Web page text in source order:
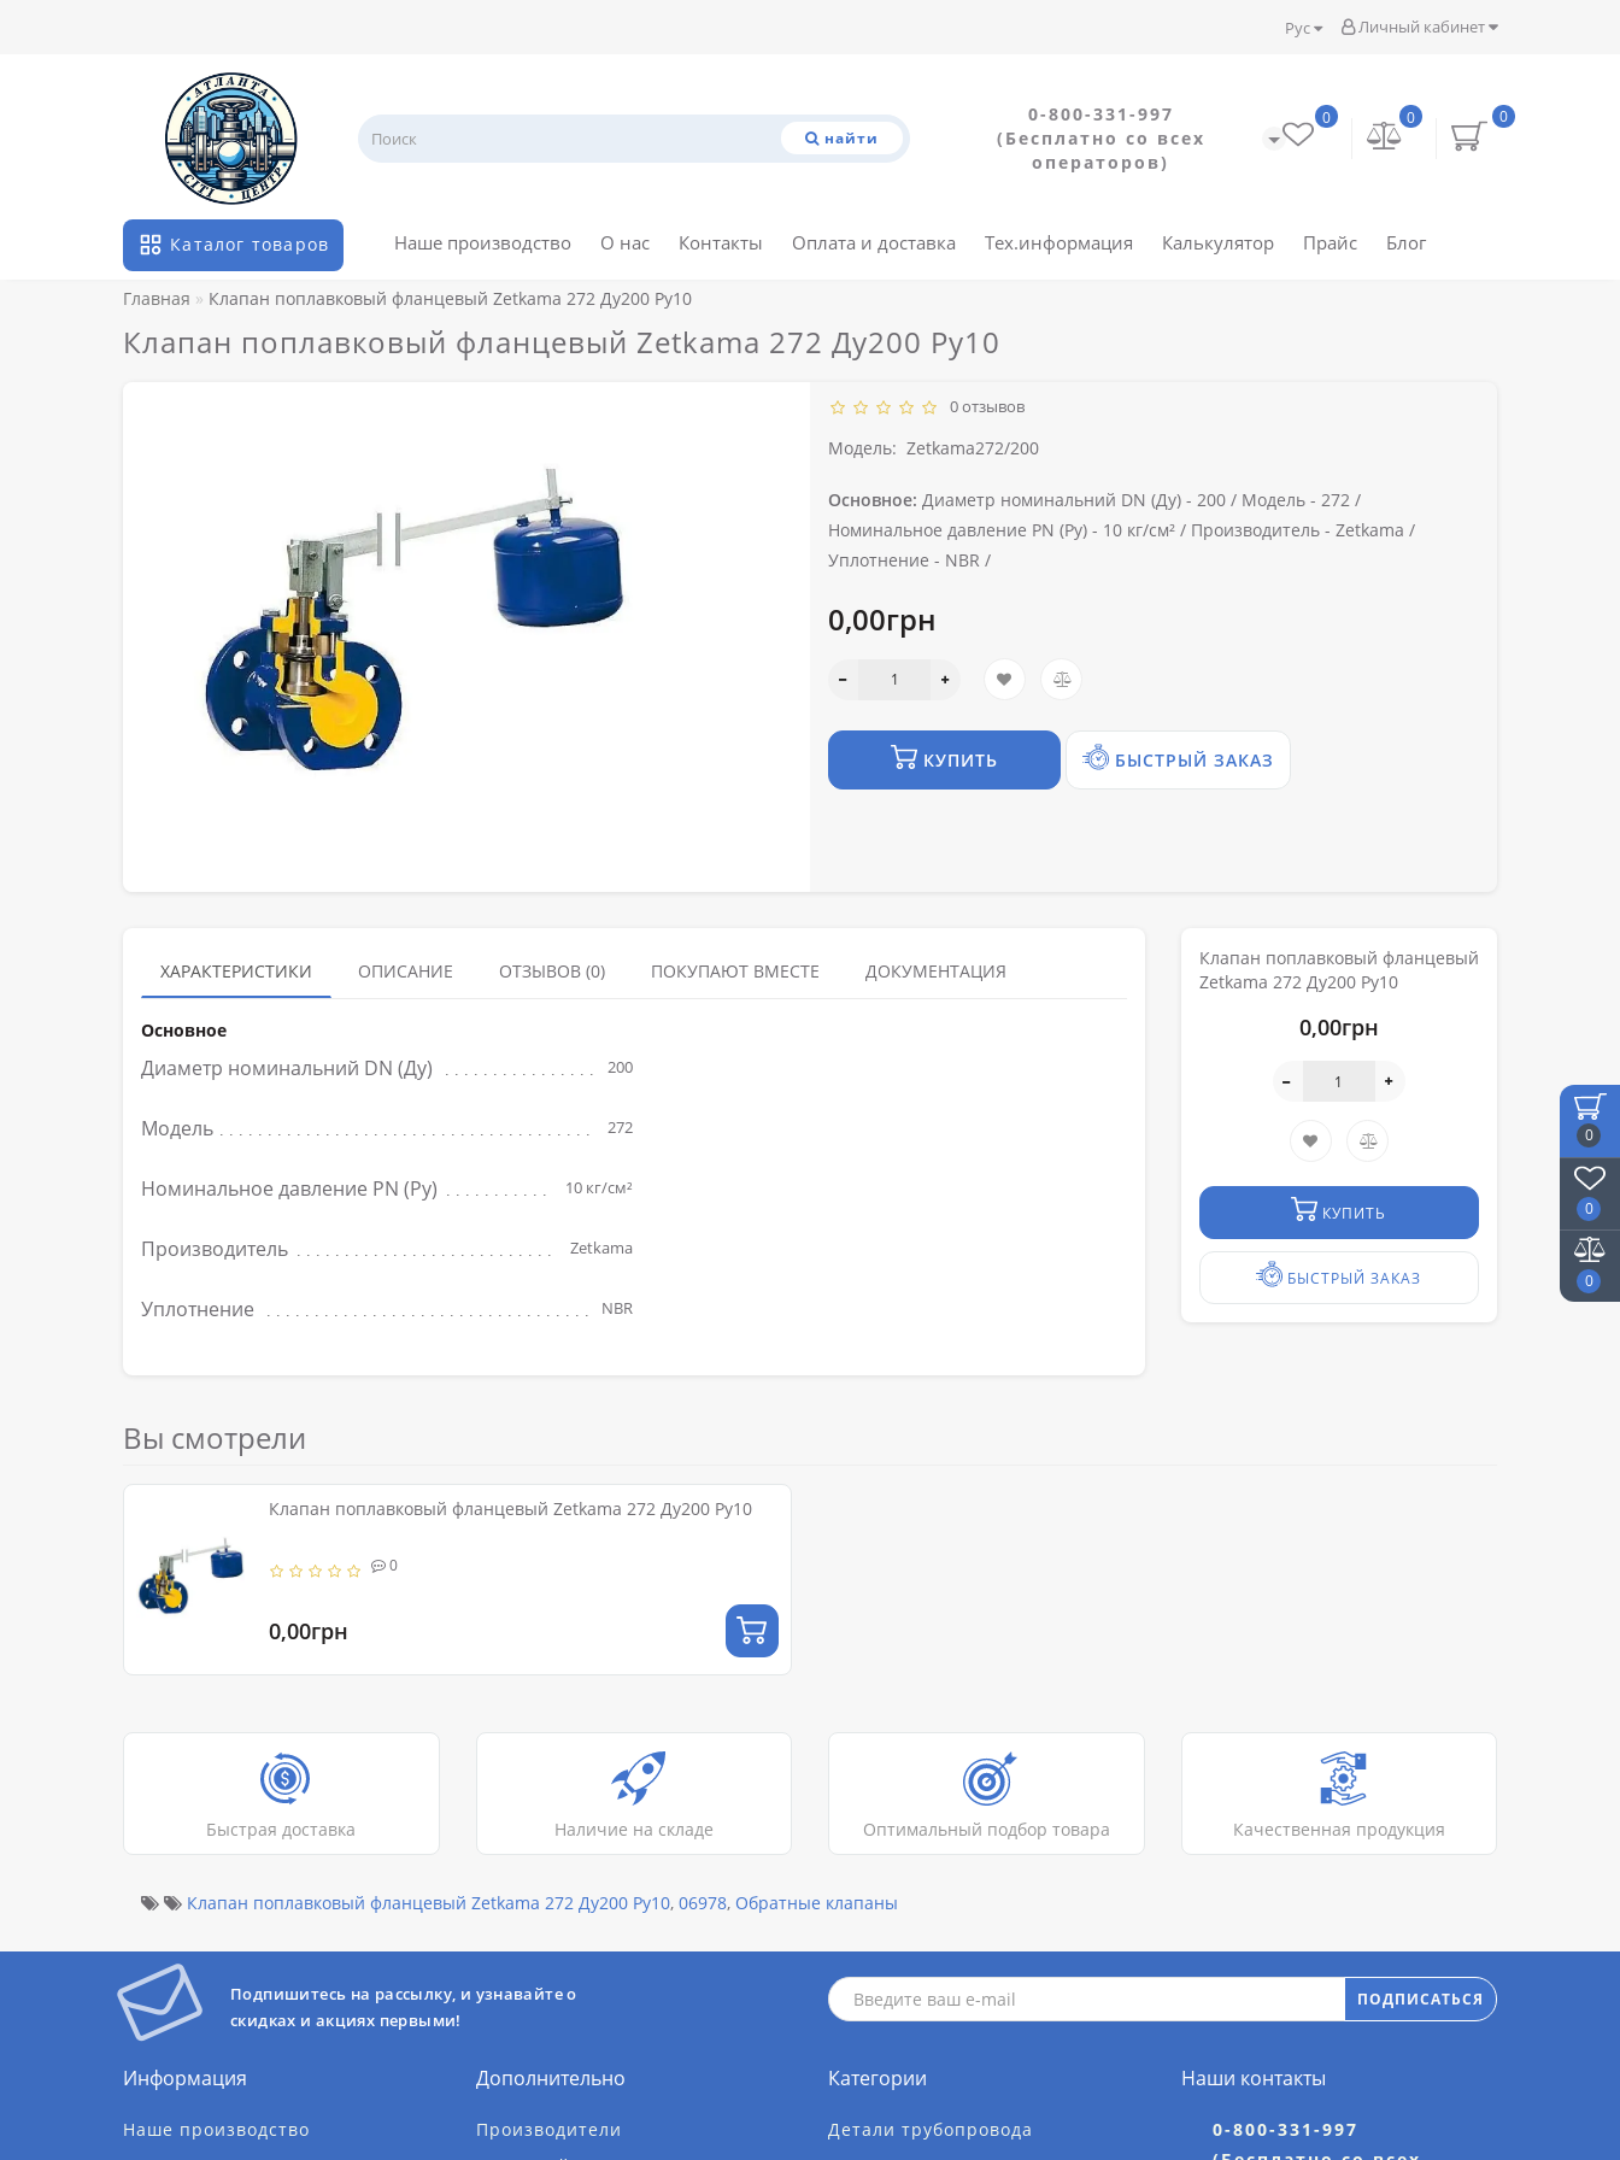
0
0
0
Личный кабинет
Рус
найти
0-800-331-997
(Бесплатно со всех
операторов)
0
0
0
Каталог товаров Наше производство О нас Контакты Оплата и доставка Тех.информация Калькулятор Прайс Блог
Главная Клапан поплавковый фланцевый Zetkama 272 Ду200 Ру10
Клапан поплавковый фланцевый Zetkama 272 Ду200 Ру10
0 отзывов
Модель: Zetkama272/200
Основное: Диаметр номинальний DN (Ду) - 200 / Модель - 272 /
Номинальное давление PN (Ру) - 10 кг/см² / Производитель - Zetkama /
Уплотнение - NBR /
0,00грн
КУПИТЬ БЫСТРЫЙ ЗАКАЗ
ХАРАКТЕРИСТИКИ ОПИСАНИЕ ОТЗЫВОВ (0) ПОКУПАЮТ ВМЕСТЕ ДОКУМЕНТАЦИЯ
Основное
Диаметр номинальний DN (Ду) 200
Модель 272
Номинальное давление PN (Ру) 10 кг/см²
Производитель Zetkama
Уплотнение NBR
Клапан поплавковый фланцевый
Zetkama 272 Ду200 Ру10
0,00грн
КУПИТЬ
БЫСТРЫЙ ЗАКАЗ
Вы смотрели
Клапан поплавковый фланцевый Zetkama 272 Ду200 Ру10
0
0,00грн
Быстрая доставка Наличие на складе Оптимальный подбор товара Качественная продукция
Клапан поплавковый фланцевый Zetkama 272 Ду200 Ру10, 06978, Обратные клапаны
Подпишитесь на рассылку, и узнавайте о
скидках и акциях первыми!
ПОДПИСАТЬСЯ
Информация
Наше производство
Дополнительно
Производители
Категории
Детали трубопровода
Наши контакты
0-800-331-997